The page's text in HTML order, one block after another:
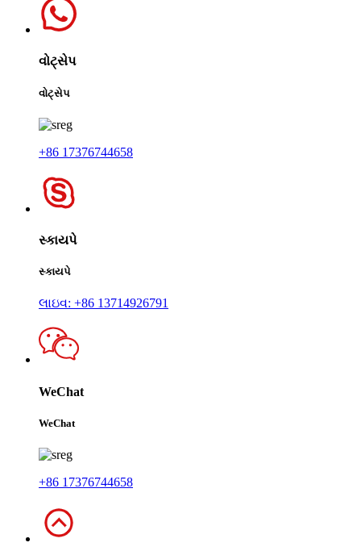
વોટ્સેપ
વોટ્સેપ
+86 17376744658
સ્કાયપે
સ્કાયપે
લાઇવ: +86 13714926791
WeChat
WeChat
+86 17376744658